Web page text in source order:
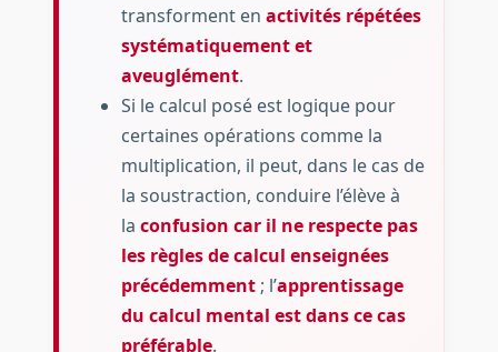
transforment en activités répétées
systématiquement et
aveuglément.
Si le calcul posé est logique pour
certaines opérations comme la
multiplication, il peut, dans le cas de
la soustraction, conduire l’élève à
la confusion car il ne respecte pas
les règles de calcul enseignées
précédemment; l’apprentissage
du calcul mental est dans ce cas
préférable.